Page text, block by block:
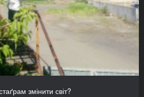
змінити світ?